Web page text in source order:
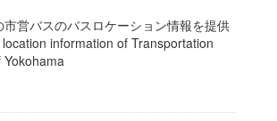
営バスのバスロケーション情報を提供
location information of Transportation
Yokohama